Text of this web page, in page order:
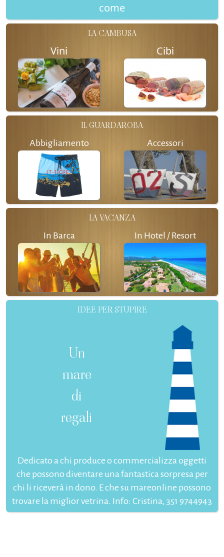
come
LA CAMBUSA
Vini Cibi
IL GUARDAROBA
Abbigliamento Accessori
LA VACANZA
In Barca In Hotel / Resort
IDEE PER STUPIRE
Un
mare
di
regali
Dedicato a chi produce o commercializza oggetti
che possono diventare una fantastica sorpresa per
chi li riceverà in dono. E che su mareonline possono
trovare la miglior vetrina. Info: Cristina, 351 9744943